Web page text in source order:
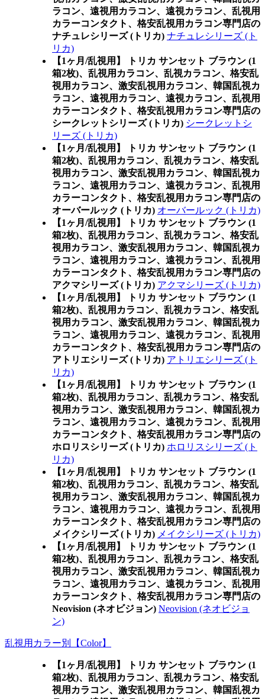
ラコン、遠視用カラコン、遠視カラコン、乱視用
カラーコンタクト、格安乱視用カラコン専門店の
ナチュレシリーズ (トリカ) ナチュレシリーズ (ト
リカ)
【1ヶ月/乱視用】 トリカ サンセット ブラウン (1
箱2枚)、乱視用カラコン、乱視カラコン、格安乱
視用カラコン、激安乱視用カラコン、韓国乱視カ
ラコン、遠視用カラコン、遠視カラコン、乱視用
カラーコンタクト、格安乱視用カラコン専門店の
シークレットシリーズ (トリカ) シークレットシ
リーズ (トリカ)
【1ヶ月/乱視用】 トリカ サンセット ブラウン (1
箱2枚)、乱視用カラコン、乱視カラコン、格安乱
視用カラコン、激安乱視用カラコン、韓国乱視カ
ラコン、遠視用カラコン、遠視カラコン、乱視用
カラーコンタクト、格安乱視用カラコン専門店の
オーバールック (トリカ) オーバールック (トリカ)
【1ヶ月/乱視用】 トリカ サンセット ブラウン (1
箱2枚)、乱視用カラコン、乱視カラコン、格安乱
視用カラコン、激安乱視用カラコン、韓国乱視カ
ラコン、遠視用カラコン、遠視カラコン、乱視用
カラーコンタクト、格安乱視用カラコン専門店の
アクマシリーズ (トリカ) アクマシリーズ (トリカ)
【1ヶ月/乱視用】 トリカ サンセット ブラウン (1
箱2枚)、乱視用カラコン、乱視カラコン、格安乱
視用カラコン、激安乱視用カラコン、韓国乱視カ
ラコン、遠視用カラコン、遠視カラコン、乱視用
カラーコンタクト、格安乱視用カラコン専門店の
アトリエシリーズ (トリカ) アトリエシリーズ (ト
リカ)
【1ヶ月/乱視用】 トリカ サンセット ブラウン (1
箱2枚)、乱視用カラコン、乱視カラコン、格安乱
視用カラコン、激安乱視用カラコン、韓国乱視カ
ラコン、遠視用カラコン、遠視カラコン、乱視用
カラーコンタクト、格安乱視用カラコン専門店の
ホロリスシリーズ (トリカ) ホロリスシリーズ (ト
リカ)
【1ヶ月/乱視用】 トリカ サンセット ブラウン (1
箱2枚)、乱視用カラコン、乱視カラコン、格安乱
視用カラコン、激安乱視用カラコン、韓国乱視カ
ラコン、遠視用カラコン、遠視カラコン、乱視用
カラーコンタクト、格安乱視用カラコン専門店の
メイクシリーズ (トリカ) メイクシリーズ (トリカ)
【1ヶ月/乱視用】 トリカ サンセット ブラウン (1
箱2枚)、乱視用カラコン、乱視カラコン、格安乱
視用カラコン、激安乱視用カラコン、韓国乱視カ
ラコン、遠視用カラコン、遠視カラコン、乱視用
カラーコンタクト、格安乱視用カラコン専門店の
Neovision (ネオビジョン) Neovision (ネオビジョ
ン)
乱視用カラー別【Color】
【1ヶ月/乱視用】 トリカ サンセット ブラウン (1
箱2枚)、乱視用カラコン、乱視カラコン、格安乱
視用カラコン、激安乱視用カラコン、韓国乱視カ